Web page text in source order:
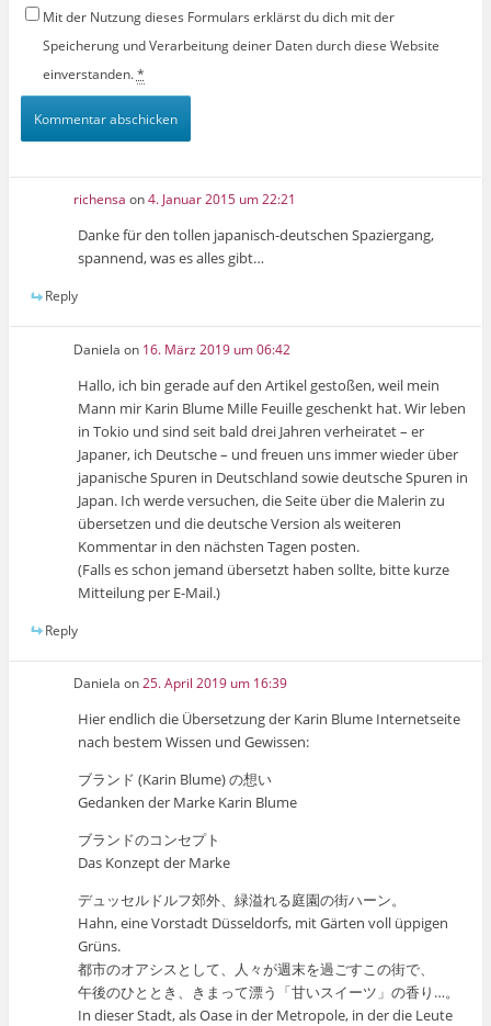
Mit der Nutzung dieses Formulars erklärst du dich mit der
Speicherung und Verarbeitung deiner Daten durch diese Website
einverstanden.*
richensa on4. Januar 2015 um 22:21
Danke für den tollen japanisch-deutschen Spaziergang,
spannend, was es alles gibt…
Reply
Daniela on 16. März 2019 um 06:42
Hallo, ich bin gerade auf den Artikel gestoßen, weil mein
Mann mir Karin Blume Mille Feuille geschenkt hat. Wir leben
in Tokio und sind seit bald drei Jahren verheiratet – er
Japaner, ich Deutsche – und freuen uns immer wieder über
japanische Spuren in Deutschland sowie deutsche Spuren in
Japan. Ich werde versuchen, die Seite über die Malerin zu
übersetzen und die deutsche Version als weiteren
Kommentar in den nächsten Tagen posten.
(Falls es schon jemand übersetzt haben sollte, bitte kurze
Mitteilung per E-Mail.)
Reply
Daniela on25. April 2019 um 16:39
Hier endlich die Übersetzung der Karin Blume Internetseite
nach bestem Wissen und Gewissen:
ブランド (Karin Blume) の想い
Gedanken der Marke Karin Blume
ブランドのコンセプト
Das Konzept der Marke
デュッセルドルフ郊外、緑溢れる庭園の街ハーン。
Hahn, eine Vorstadt Düsseldorfs, mit Gärten voll üppigen
Grüns.
都市のオアシスとして、人々が週末を過ごすこの街で、
午後のひととき、きまって漂う「甘いスイーツ」の香り…。
In dieser Stadt, als Oase in der Metropole, in der die Leute